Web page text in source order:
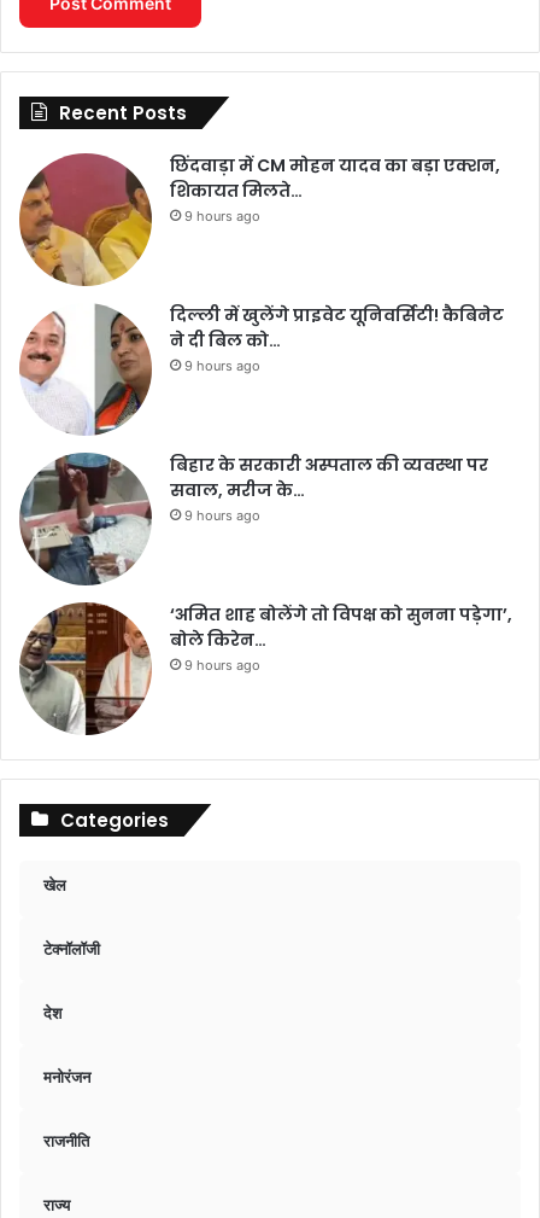
Recent Posts
छिंदवाड़ा में CM मोहन यादव का बड़ा एक्शन,
शिकायत मिलते…
9 hours ago
दिल्ली में खुलेंगे प्राइवेट यूनिवर्सिटी! कैबिनेट
ने दी बिल को…
9 hours ago
बिहार के सरकारी अस्पताल की व्यवस्था पर
सवाल, मरीज के…
9 hours ago
‘अमित शाह बोलेंगे तो विपक्ष को सुनना पड़ेगा’,
बोले किरेन…
9 hours ago
Categories
खेल
टेक्नॉलॉजी
देश
मनोरंजन
राजनीति
राज्य